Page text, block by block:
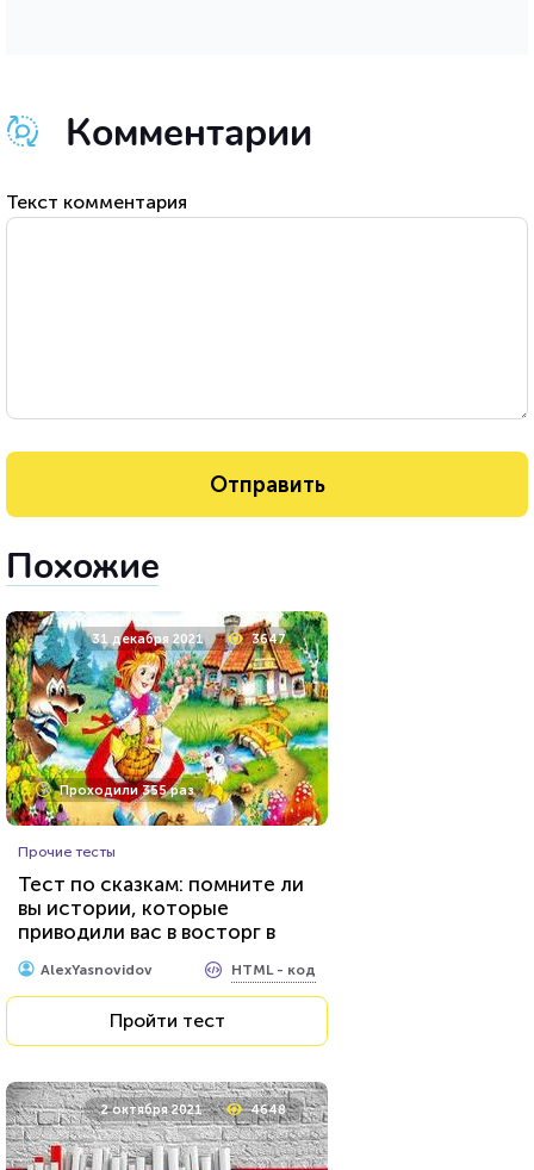
Комментарии
Текст комментария
Похожие
31 декабря 2021 3647
Проходили 355 раз
Прочие тесты
Тест по сказкам: помните ли
вы истории, которые
приводили вас в восторг в
детстве?
AlexYasnovidov HTML - код
Пройти тест
2 октября 2021 4648